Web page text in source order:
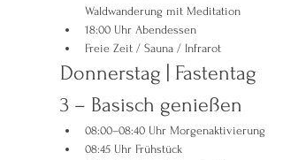
Waldwanderung mit Meditation
18:00 Uhr Abendessen
Freie Zeit / Sauna / Infrarot
Donnerstag | Fastentag
3 – Basisch genießen
08:00–08:40 Uhr Morgenaktivierung
08:45 Uhr Frühstück